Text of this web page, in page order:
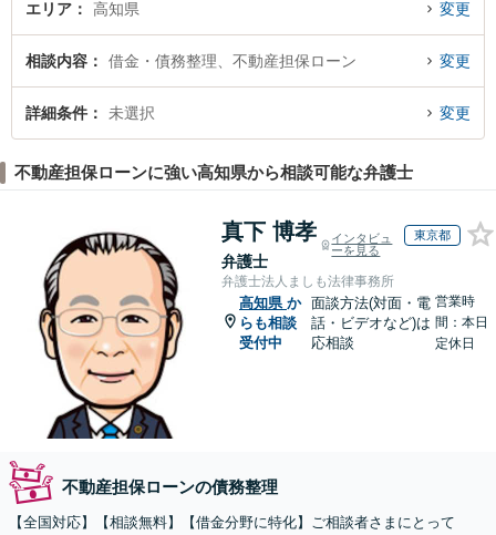
ます。『高知県で土日や夜間に発生した不動産担保ローンの債務整理のトラブ
ルを今すぐに弁護士に相談したい』『不動産担保ローンの債務整理のトラブル
解決の実績豊富な近くの弁護士を検索したい』『初回相談無料で不動産担保ロ
エリア 高知県 変更
相談内容 借金・債務整理、不動産担保ローン 変更
詳細条件 未選択 変更
不動産担保ローンに強い高知県から相談可能な弁護士
真下 博孝
弁護士
インタビュ
ーを見る
東京都
弁護士法人ましも法律事務所
高知県 か
らも相談
受付中
面談方法(対面・電
話・ビデオなど)は
応相談
営業時
間：本日
定休日
不動産担保ローンの債務整理
【全国対応】【相談無料】【借金分野に特化】ご相談者さまにとって